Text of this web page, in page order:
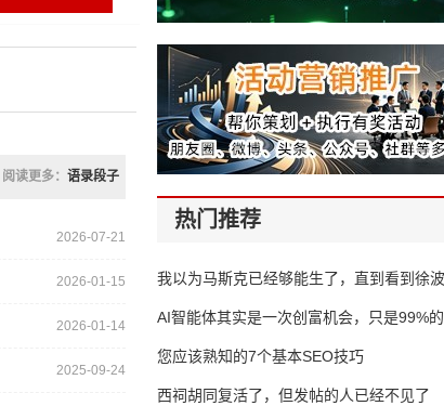
阅读更多： 语录段子
2026-07-21
2026-01-15
2026-01-14
2025-09-24
热门推荐
我以为马斯克已经够能生了，直到看到
AI智能体其实是一次创富机会，只是99%
错过了
您应该熟知的7个基本SEO技巧
西祠胡同复活了，但发帖的人已经不见了